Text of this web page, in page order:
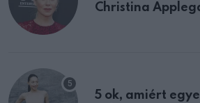
Christina
5 ok, amiért